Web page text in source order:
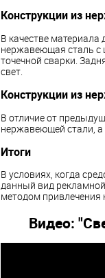
Конструкции из
В качестве
нержавеющая сталь с
точечной сварки.
свет.
Конструкции из
В отличие от
нержавеющей стали, а
Итоги
В условиях, когда
данный вид
методом привлечения
Видео: